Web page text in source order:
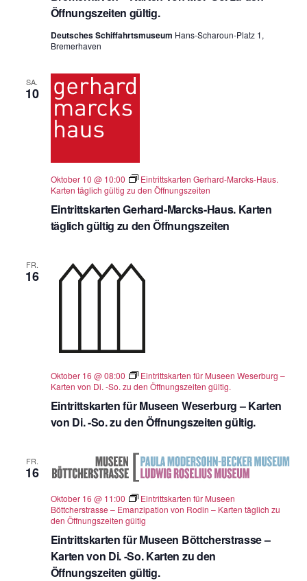
Öffnungszeiten gültig.
Deutsches Schiffahrtsmuseum Hans-Scharoun-Platz 1,
Bremerhaven
SA.
10
Eintrittskarten Gerhard-Marcks-Haus. Karten
täglich gültig zu den Öffnungszeiten
Oktober 10 @ 10:00
Eintrittskarten Gerhard-Marcks-Haus.
Karten täglich gültig zu den Öffnungszeiten
FR.
16
Eintrittskarten für Museen Weserburg – Karten
von Di. -So. zu den Öffnungszeiten gültig.
Oktober 16 @ 08:00
Eintrittskarten für Museen Weserburg –
Karten von Di. -So. zu den Öffnungszeiten gültig.
FR.
16
Eintrittskarten für Museen Böttcherstrasse –
Karten von Di. -So. Karten zu den
Öffnungszeiten gültig.
Oktober 16 @ 11:00
Eintrittskarten für Museen
Böttcherstrasse – Emanzipation von Rodin – Karten täglich zu
den Öffnungszeiten gültig